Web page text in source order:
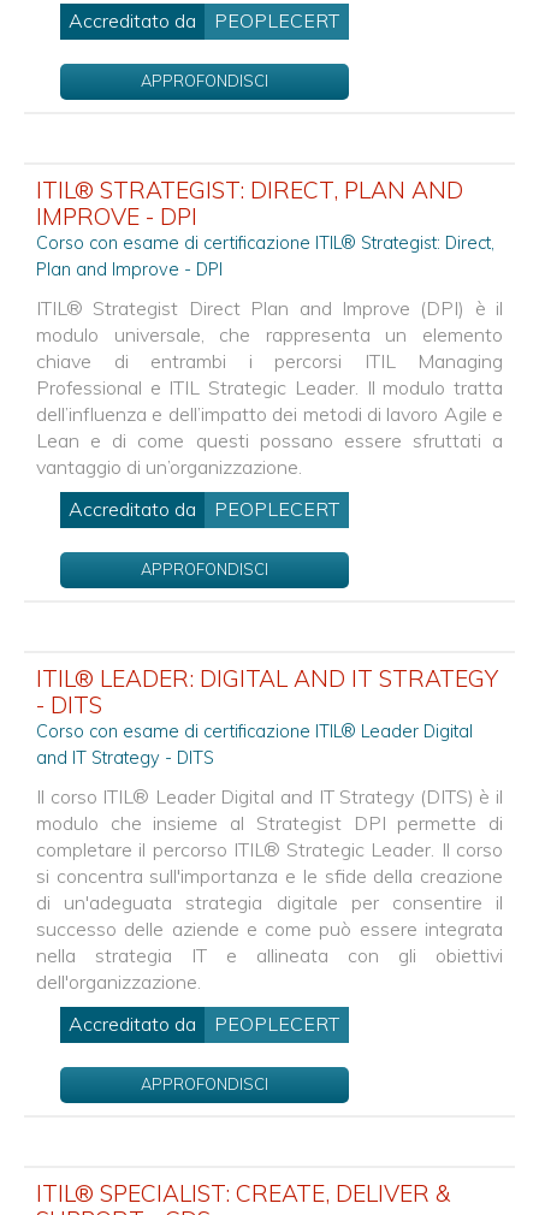
Accreditato da
PEOPLECERT
APPROFONDISCI
ITIL® STRATEGIST: DIRECT, PLAN AND
IMPROVE - DPI
Corso con esame di certificazione ITIL® Strategist: Direct,
Plan and Improve - DPI
ITIL® Strategist Direct Plan and Improve (DPI) è il
modulo universale, che rappresenta un elemento
chiave di entrambi i percorsi ITIL Managing
Professional e ITIL Strategic Leader. Il modulo tratta
dell’influenza e dell’impatto dei metodi di lavoro Agile e
Lean e di come questi possano essere sfruttati a
vantaggio di un’organizzazione.
Accreditato da
PEOPLECERT
APPROFONDISCI
ITIL® LEADER: DIGITAL AND IT STRATEGY
- DITS
Corso con esame di certificazione ITIL® Leader Digital
and IT Strategy - DITS
Il corso ITIL® Leader Digital and IT Strategy (DITS) è il
modulo che insieme al Strategist DPI permette di
completare il percorso ITIL® Strategic Leader. Il corso
si concentra sull'importanza e le sfide della creazione
di un'adeguata strategia digitale per consentire il
successo delle aziende e come può essere integrata
nella strategia IT e allineata con gli obiettivi
dell'organizzazione.
Accreditato da
PEOPLECERT
APPROFONDISCI
ITIL® SPECIALIST: CREATE, DELIVER &